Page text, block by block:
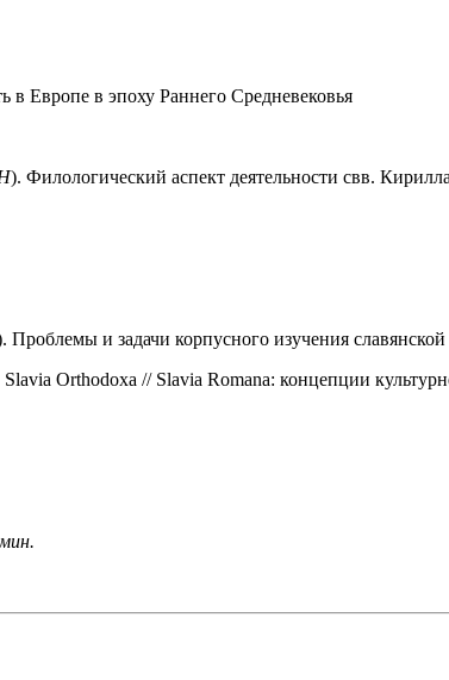
в Европе в эпоху Раннего Средневековья
). Филологический аспект деятельности свв.
Проблемы и задачи корпусного изучения
Orthodoxa // Slavia Romana: концепции